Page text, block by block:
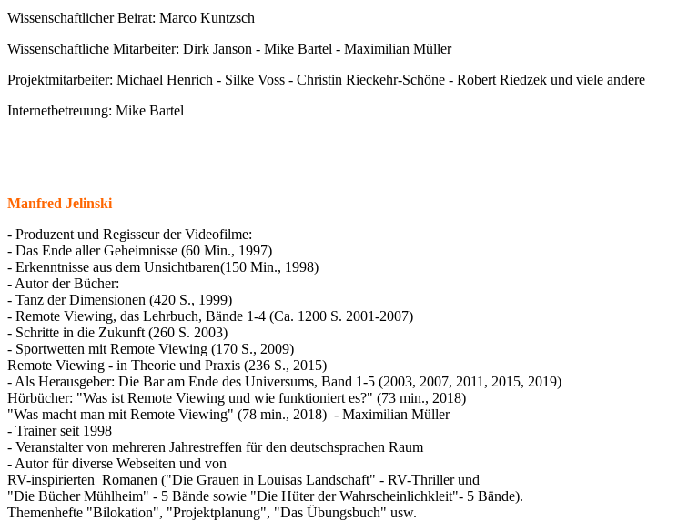
Wissenschaftlicher Beirat: Marco Kuntzsch
Wissenschaftliche Mitarbeiter: Dirk Janson - Mike Bartel - Maximilian Müller
Projektmitarbeiter: Michael Henrich - Silke Voss - Christin Rieckehr-Schöne - Robert Riedzek und viele andere
Internetbetreuung: Mike Bartel
Manfred Jelinski
- Produzent und Regisseur der Videofilme:
- Das Ende aller Geheimnisse (60 Min., 1997)
- Erkenntnisse aus dem Unsichtbaren(150 Min., 1998)
- Autor der Bücher:
- Tanz der Dimensionen (420 S., 1999)
- Remote Viewing, das Lehrbuch, Bände 1-4 (Ca. 1200 S. 2001-2007)
- Schritte in die Zukunft (260 S. 2003)
- Sportwetten mit Remote Viewing (170 S., 2009)
Remote Viewing - in Theorie und Praxis (236 S., 2015)
- Als Herausgeber: Die Bar am Ende des Universums, Band 1-5 (2003, 2007, 2011, 2015, 2019)
Hörbücher: "Was ist Remote Viewing und wie funktioniert es?" (73 min., 2018)
"Was macht man mit Remote Viewing" (78 min., 2018) - Maximilian Müller
- Trainer seit 1998
- Veranstalter von mehreren Jahrestreffen für den deutschsprachen Raum
- Autor für diverse Webseiten und von
RV-inspirierten Romanen ("Die Grauen in Louisas Landschaft" - RV-Thriller und
"Die Bücher Mühlheim" - 5 Bände sowie "Die Hüter der Wahrscheinlichkleit"- 5 Bände).
Themenhefte "Bilokation", "Projektplanung", "Das Übungsbuch" usw.